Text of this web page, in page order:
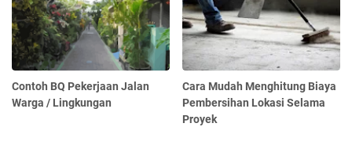
Contoh BQ Pekerjaan Jalan
Warga / Lingkungan
Cara Mudah Menghitung Biaya
Pembersihan Lokasi Selama
Proyek